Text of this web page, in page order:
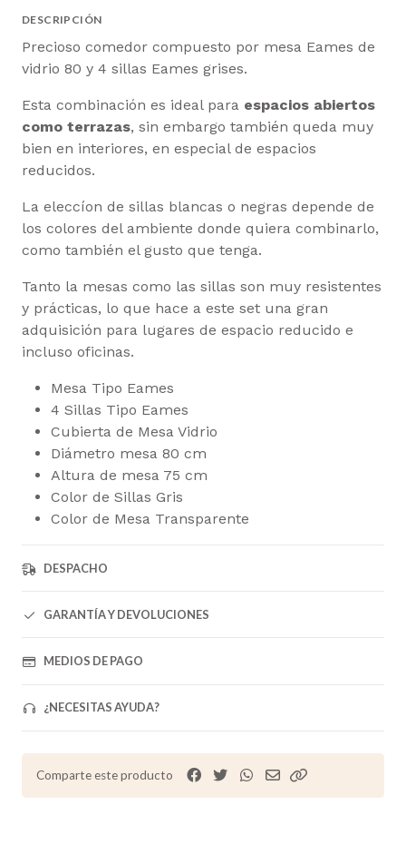
DESCRIPCIÓN
Precioso comedor compuesto por mesa Eames de
vidrio 80 y 4 sillas Eames grises.
Esta combinación es ideal para espacios abiertos
como terrazas, sin embargo también queda muy
bien en interiores, en especial de espacios
reducidos.
La eleccíon de sillas blancas o negras depende de
los colores del ambiente donde quiera combinarlo,
como también el gusto que tenga.
Tanto la mesas como las sillas son muy resistentes
y prácticas, lo que hace a este set una gran
adquisición para lugares de espacio reducido e
incluso oficinas.
Mesa Tipo Eames
4 Sillas Tipo Eames
Cubierta de Mesa Vidrio
Diámetro mesa 80 cm
Altura de mesa 75 cm
Color de Sillas Gris
Color de Mesa Transparente
DESPACHO
GARANTÍA Y DEVOLUCIONES
MEDIOS DE PAGO
¿NECESITAS AYUDA?
Comparte este producto